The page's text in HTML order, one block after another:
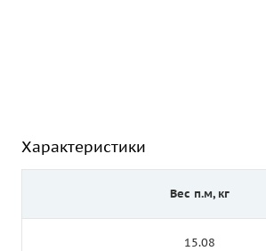
Характеристики
Вес п.м, кг
15.08